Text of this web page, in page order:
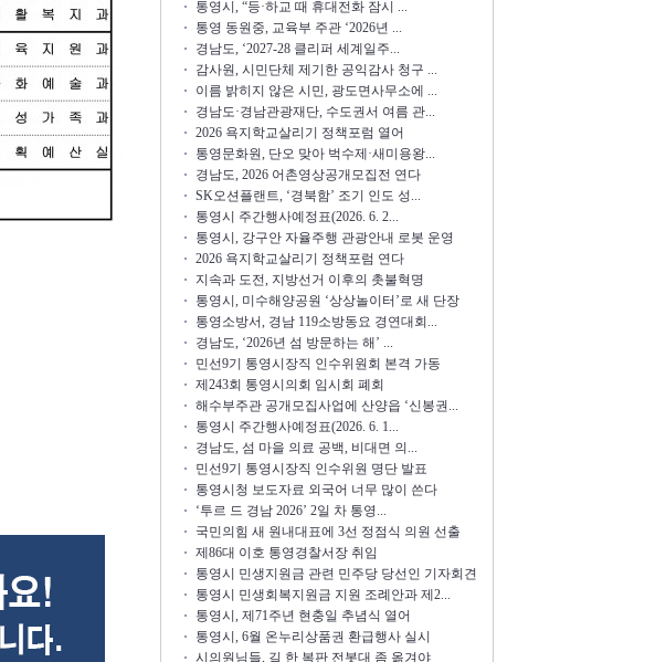
통영시, “등·하교 때 휴대전화 잠시 ...
통영 동원중, 교육부 주관 ‘2026년 ...
경남도, ‘2027-28 클리퍼 세계일주...
감사원, 시민단체 제기한 공익감사 청구 ...
이름 밝히지 않은 시민, 광도면사무소에 ...
경남도·경남관광재단, 수도권서 여름 관...
2026 욕지학교살리기 정책포럼 열어
통영문화원, 단오 맞아 벅수제·새미용왕...
경남도, 2026 어촌영상공개모집전 연다
SK오션플랜트, ‘경북함’ 조기 인도 성...
통영시 주간행사예정표(2026. 6. 2...
통영시, 강구안 자율주행 관광안내 로봇 운영
2026 욕지학교살리기 정책포럼 연다
지속과 도전, 지방선거 이후의 촛불혁명
통영시, 미수해양공원 ‘상상놀이터’로 새 단장
통영소방서, 경남 119소방동요 경연대회...
경남도, ‘2026년 섬 방문하는 해’ ...
민선9기 통영시장직 인수위원회 본격 가동
제243회 통영시의회 임시회 폐회
해수부주관 공개모집사업에 산양읍 ‘신봉권...
통영시 주간행사예정표(2026. 6. 1...
경남도, 섬 마을 의료 공백, 비대면 의...
민선9기 통영시장직 인수위원 명단 발표
통영시청 보도자료 외국어 너무 많이 쓴다
‘투르 드 경남 2026’ 2일 차 통영...
국민의힘 새 원내대표에 3선 정점식 의원 선출
제86대 이호 통영경찰서장 취임
통영시 민생지원금 관련 민주당 당선인 기자회견
통영시 민생회복지원금 지원 조례안과 제2...
통영시, 제71주년 현충일 추념식 열어
통영시, 6월 온누리상품권 환급행사 실시
시의원님들, 길 한 복판 전봇대 좀 옮겨야